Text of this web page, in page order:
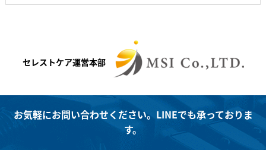
セレストケア運営本部
お気軽にお問い合わせください。LINEでも承っておりま
す。